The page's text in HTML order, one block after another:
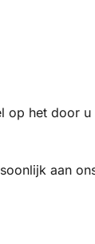
op het door u
aan